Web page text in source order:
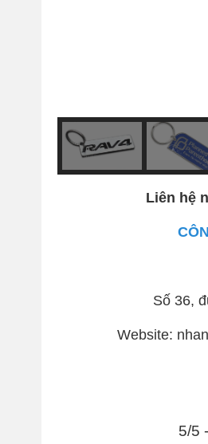
Liên hệ
Số 36,
Website:
5/5